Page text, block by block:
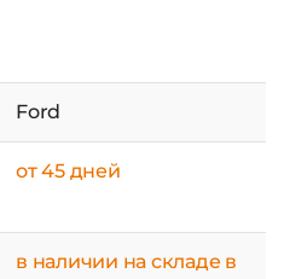
Ford
от 45 дней
в наличии на складе в